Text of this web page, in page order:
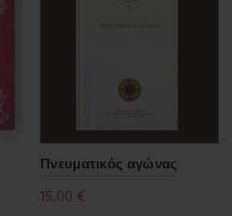
Πνευματικός αγώνας
15,00 €